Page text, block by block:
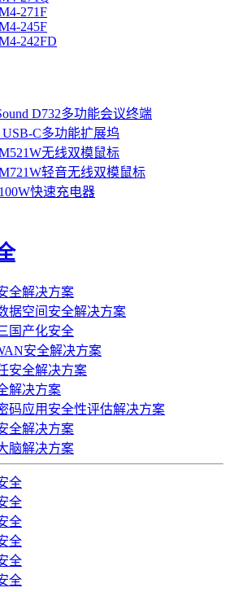
271F
245F
242FD
D732多功能会议终端
USB-C多功能扩展坞
无线双模鼠标
轻音无线双模鼠标
快速充电器
全解决方案
据空间安全解决方案
国产化安全
安全解决方案
安全解决方案
解决方案
码应用安全性评估解决方案
全解决方案
脑解决方案
全
全
全
全
全
全